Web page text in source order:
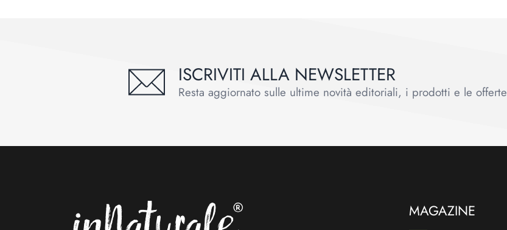
ISCRIVITI ALLA NEWSLETTER
Resta aggiornato sulle ultime novità editoriali, i prodotti e le offerte
MAGAZINE